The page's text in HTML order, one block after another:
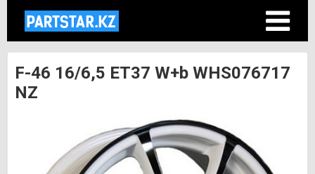
F-46 16/6,5 ET37 W+b WHS076717
NZ